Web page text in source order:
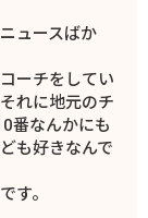
ュースばか
ーチをしてい
れに地元のチ
番なんかにも
も好きなんで
す。